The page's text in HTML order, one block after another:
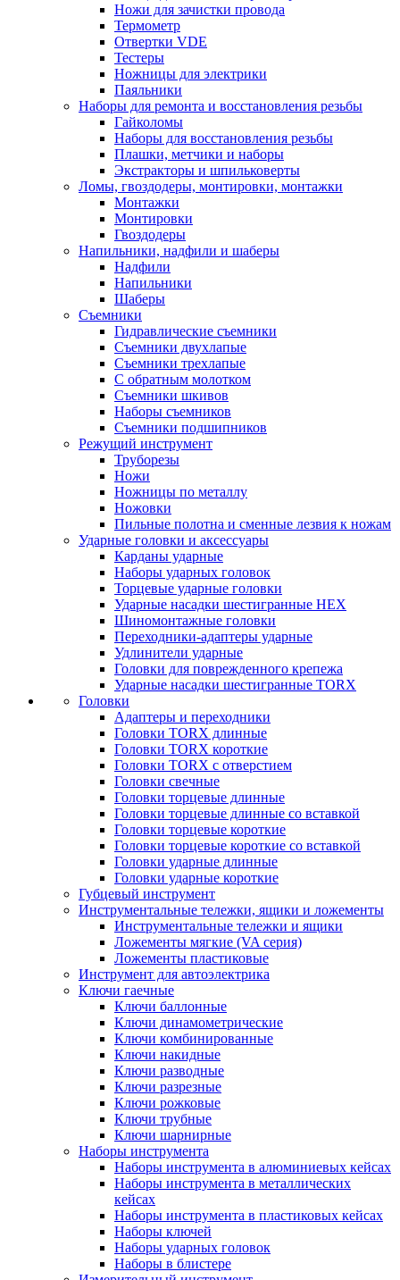
Ножи для зачистки провода
Термометр
Отвертки VDE
Тестеры
Ножницы для электрики
Паяльники
Наборы для ремонта и восстановления резьбы
Гайколомы
Наборы для восстановления резьбы
Плашки, метчики и наборы
Экстракторы и шпильковерты
Ломы, гвоздодеры, монтировки, монтажки
Монтажки
Монтировки
Гвоздодеры
Напильники, надфили и шаберы
Надфили
Напильники
Шаберы
Съемники
Гидравлические съемники
Съемники двухлапые
Съемники трехлапые
С обратным молотком
Съемники шкивов
Наборы съемников
Съемники подшипников
Режущий инструмент
Труборезы
Ножи
Ножницы по металлу
Ножовки
Пильные полотна и сменные лезвия к ножам
Ударные головки и аксессуары
Карданы ударные
Наборы ударных головок
Торцевые ударные головки
Ударные насадки шестигранные HEX
Шиномонтажные головки
Переходники-адаптеры ударные
Удлинители ударные
Головки для поврежденного крепежа
Ударные насадки шестигранные TORX
Головки
Адаптеры и переходники
Головки TORX длинные
Головки TORX короткие
Головки TORX с отверстием
Головки свечные
Головки торцевые длинные
Головки торцевые длинные со вставкой
Головки торцевые короткие
Головки торцевые короткие со вставкой
Головки ударные длинные
Головки ударные короткие
Губцевый инструмент
Инструментальные тележки, ящики и ложементы
Инструментальные тележки и ящики
Ложементы мягкие (VA серия)
Ложементы пластиковые
Инструмент для автоэлектрика
Ключи гаечные
Ключи баллонные
Ключи динамометрические
Ключи комбинированные
Ключи накидные
Ключи разводные
Ключи разрезные
Ключи рожковые
Ключи трубные
Ключи шарнирные
Наборы инструмента
Наборы инструмента в алюминиевых кейсах
Наборы инструмента в металлических
кейсах
Наборы инструмента в пластиковых кейсах
Наборы ключей
Наборы ударных головок
Наборы в блистере